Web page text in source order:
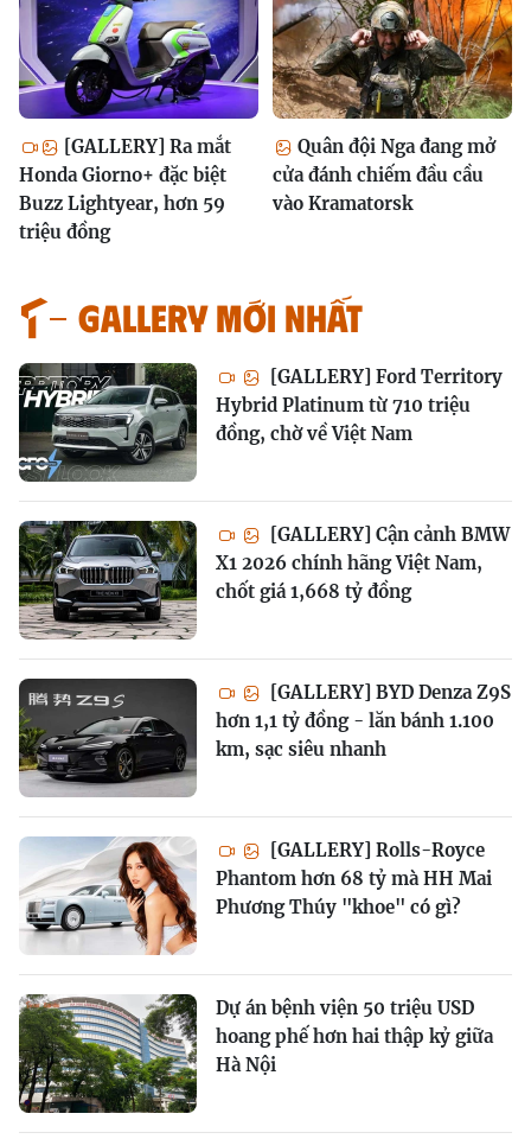
[GALLERY] Ra mắt
Honda Giorno+ đặc biệt
Buzz Lightyear, hơn 59
triệu đồng
Quân đội Nga đang mở
cửa đánh chiếm đầu cầu
vào Kramatorsk
GALLERY MỚI NHẤT
[GALLERY] Ford Territory
Hybrid Platinum từ 710 triệu
đồng, chờ về Việt Nam
[GALLERY] Cận cảnh BMW
X1 2026 chính hãng Việt Nam,
chốt giá 1,668 tỷ đồng
[GALLERY] BYD Denza Z9S
hơn 1,1 tỷ đồng - lăn bánh 1.100
km, sạc siêu nhanh
[GALLERY] Rolls-Royce
Phantom hơn 68 tỷ mà HH Mai
Phương Thúy "khoe" có gì?
Dự án bệnh viện 50 triệu USD
hoang phế hơn hai thập kỷ giữa
Hà Nội